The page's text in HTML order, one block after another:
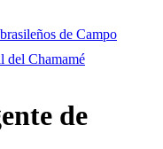
de Campo
del Chamamé
de